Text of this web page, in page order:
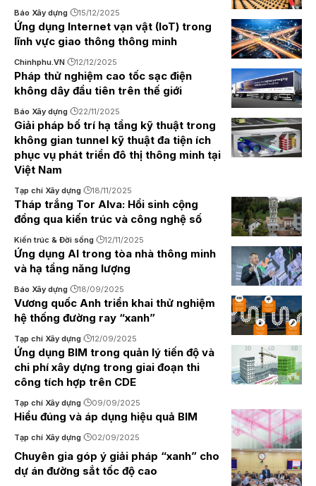
Báo Xây dựng 15/12/2025
Ứng dụng Internet vạn vật (IoT) trong
lĩnh vực giao thông thông minh
Chinhphu.VN 12/12/2025
Pháp thử nghiệm cao tốc sạc điện
không dây đầu tiên trên thế giới
Báo Xây dựng 22/11/2025
Giải pháp bố trí hạ tầng kỹ thuật trong
không gian tunnel kỹ thuật đa tiện ích
phục vụ phát triển đô thị thông minh tại
Việt Nam
Tạp chí Xây dựng 18/11/2025
Tháp trắng Tor Alva: Hồi sinh cộng
đồng qua kiến trúc và công nghệ số
Kiến trúc & Đời sống 12/11/2025
Ứng dụng AI trong tòa nhà thông minh
và hạ tầng năng lượng
Báo Xây dựng 18/09/2025
Vương quốc Anh triển khai thử nghiệm
hệ thống đường ray “xanh”
Tạp chí Xây dựng 12/09/2025
Ứng dụng BIM trong quản lý tiến độ và
chi phí xây dựng trong giai đoạn thi
công tích hợp trên CDE
Tạp chí Xây dựng 09/09/2025
Hiểu đúng và áp dụng hiệu quả BIM
Tạp chí Xây dựng 02/09/2025
Chuyên gia góp ý giải pháp “xanh” cho
dự án đường sắt tốc độ cao